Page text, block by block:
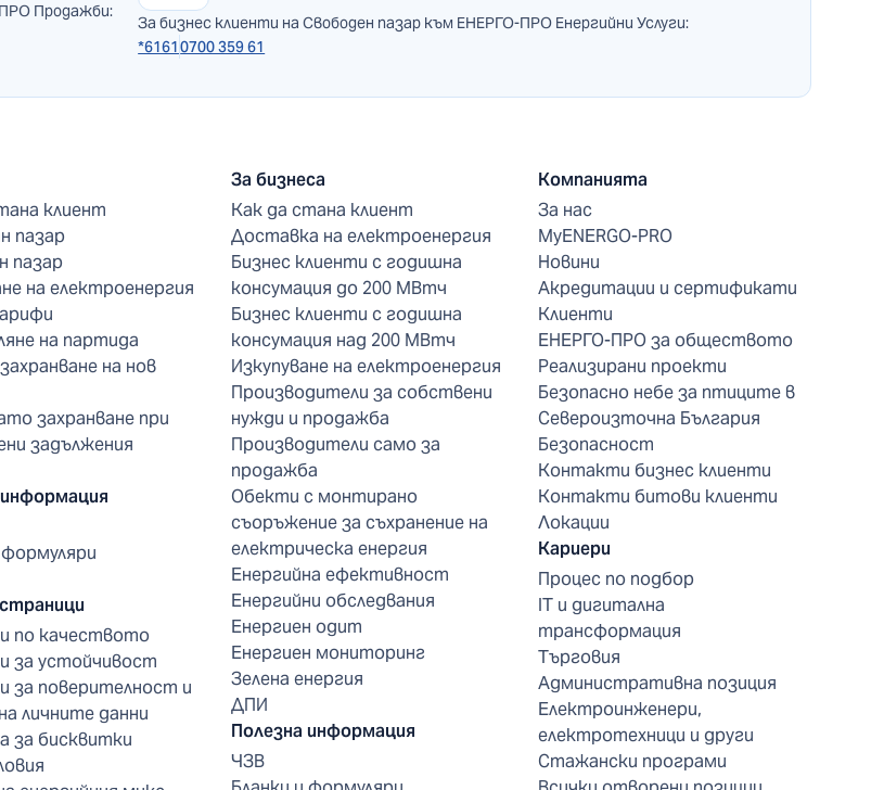
Продажби:
За бизнес клиенти на Свободен пазар към ЕНЕРГО-ПРО Енергийни Услуги:
*61610700 359 61
клиент
пазар
пазар
на електроенергия
на партида
на нов
захранване при
задължения
по качеството
за устойчивост
за поверителност и
личните данни
за бисквитки
За бизнеса
Как да стана клиент
Доставка на електроенергия
Бизнес клиенти с годишна
консумация до 200 МВтч
Бизнес клиенти с годишна
консумация над 200 МВтч
Изкупуване на електроенергия
Производители за собствени
нужди и продажба
Производители само за
продажба
Обекти с монтирано
съоръжение за съхранение на
електрическа енергия
Енергийна ефективност
Енергийни обследвания
Енергиен одит
Енергиен мониторинг
Зелена енергия
ДПИ
Полезна информация
ЧЗВ
Компанията
За нас
MyENERGO-PRO
Новини
Акредитации и сертификати
Клиенти
ЕНЕРГО-ПРО за обществото
Реализирани проекти
Безопасно небе за птиците в
Североизточна България
Безопасност
Контакти бизнес клиенти
Контакти битови клиенти
Локации
Кариери
Процес по подбор
IT и дигитална
трансформация
Търговия
Административна позиция
Електроинженери,
електротехници и други
Стажански програми